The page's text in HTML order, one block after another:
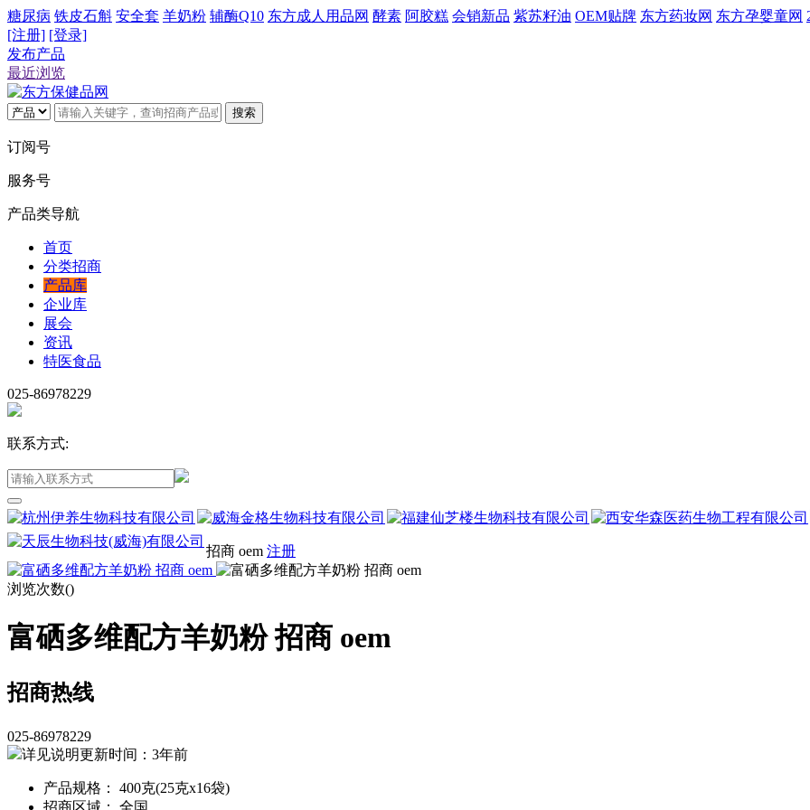
糖尿病 铁皮石斛 安全套 羊奶粉 辅酶Q10 东方成人用品网 酵素 阿胶糕 会销新品 紫苏籽油 OEM贴牌 东方药妆网 东方孕婴童网
[注册] [登录]
发布产品
最近浏览
搜索
订阅号
服务号
产品类导航
首页
分类招商
产品库
企业库
展会
资讯
特医食品
025-86978229
联系方式:
招商 oem 注册
浏览次数()
富硒多维配方羊奶粉 招商 oem
招商热线
025-86978229
详见说明更新时间：3年前
产品规格： 400克(25克x16袋)
招商区域： 全国